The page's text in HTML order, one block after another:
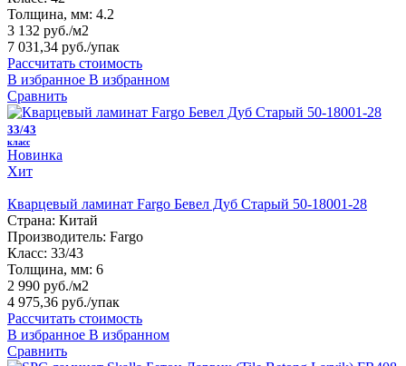
Толщина, мм: 4.2
3 132 руб./м2
7 031,34 руб./упак
Рассчитать стоимость
В избранное В избранном
Сравнить
33/43
класс
Новинка
Хит
Кварцевый ламинат Fargo Бевел Дуб Старый 50-18001-28
Страна: Китай
Производитель: Fargo
Класс: 33/43
Толщина, мм: 6
2 990 руб./м2
4 975,36 руб./упак
Рассчитать стоимость
В избранное В избранном
Сравнить